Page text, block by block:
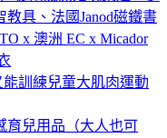
具、法國Janod磁鐵書
x 澳洲 EC x Micador
訓練兒童大肌肉運動
育兒用品（大人也可